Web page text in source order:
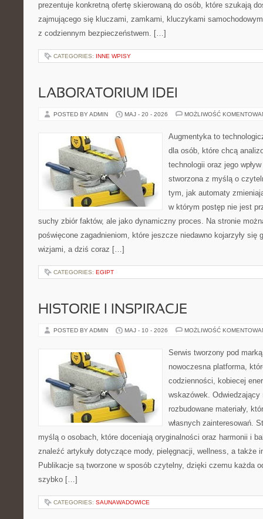
prezentuje konkretną ofertę skierowaną do osób, które szukają
zajmującego się kluczami, zamkami, kluczykami
z codziennym bezpieczeństwem. […]
CATEGORIES: INNE WPISY
LABORATORIUM IDEI
POSTED BY ADMIN MAJ - 20 - 2026 MOŻLIWOŚĆ
Augmentyka to
dla osób, które chcą
technologii oraz jego
stworzona z myślą o
tym, jak automaty
w którym postęp nie jest
suchy zbiór faktów, ale jako dynamiczny proces. Na stronie
poświęcone zagadnieniom, które jeszcze niedawno kojarzyły się
wizjami, a dziś coraz […]
CATEGORIES: EGIPT
HISTORIE I INSPIRACJE
POSTED BY ADMIN MAJ - 10 - 2026 MOŻLIWOŚĆ
Serwis tworzony pod
nowoczesna platforma,
codzienności, kobiecej
wskazówek.
rozbudowane materiały,
własnych zainteresowań.
myślą o osobach, które doceniają oryginalności oraz harmonii i
znaleźć artykuły dotyczące mody, pielęgnacji, wellness, a także
Publikacje są tworzone w sposób czytelny, dzięki czemu każda
szybko […]
CATEGORIES: SAUNAWADOWICE